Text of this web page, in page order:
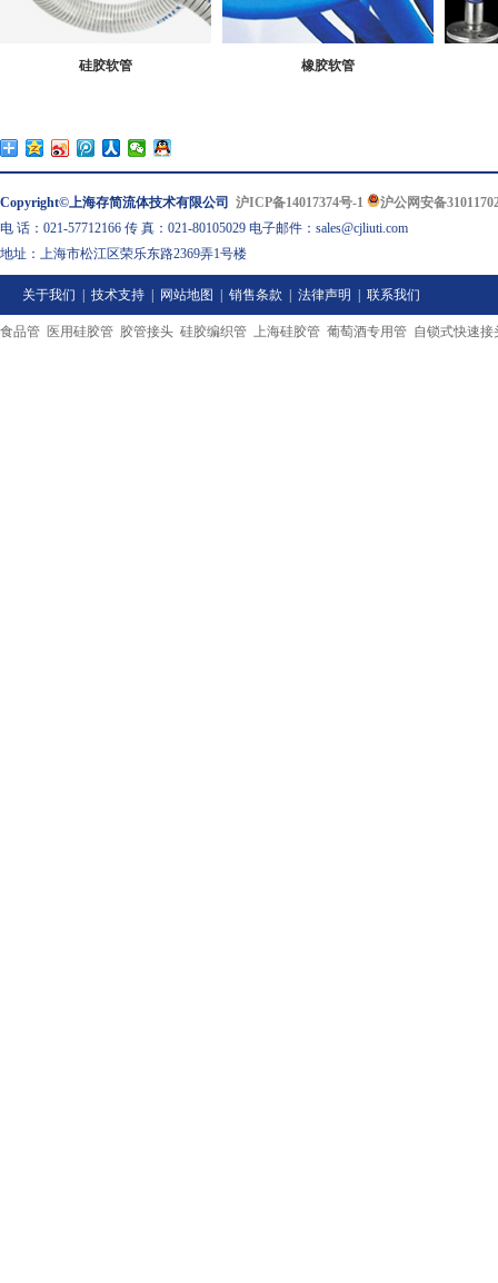
硅胶软管 橡胶软管
Copyright©上海存简流体技术有限公司 沪ICP备14017374号-1
沪公网安备
电 话：021-57712166 传 真：021-80105029 电子邮件：sales@cjliuti.com
地址：上海市松江区荣乐东路2369弄1号楼
关于我们 技术支持 网站地图 销售条款 法律声明 联系我们
食品管 医用硅胶管 胶管接头 硅胶编织管 上海硅胶管 葡萄酒专用管 自锁式快速接